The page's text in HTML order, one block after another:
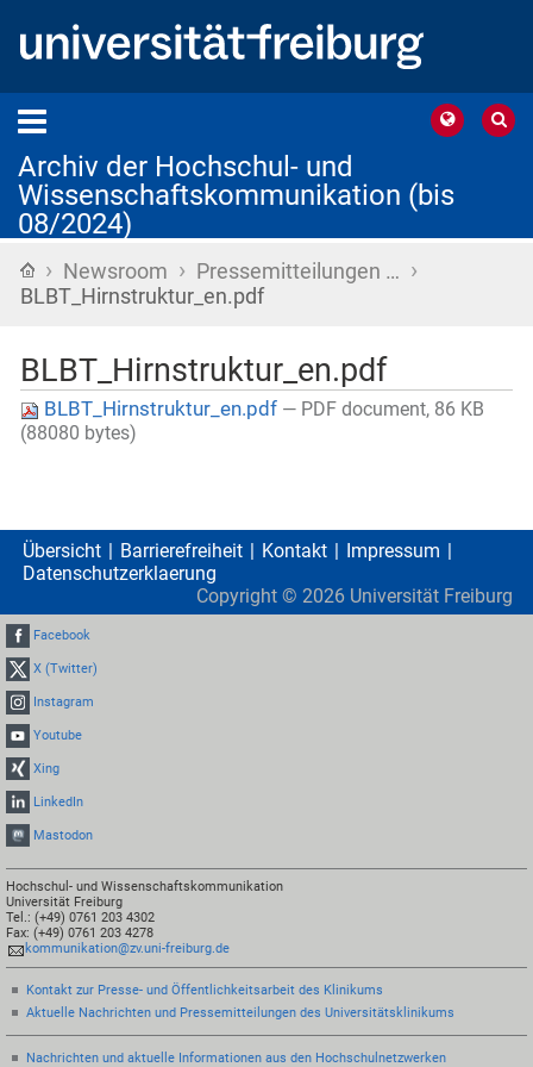
Archiv der Hochschul- und
Wissenschaftskommunikation (bis
08/2024)
Startseite
› Newsroom › Pressemitteilungen … ›
BLBT_Hirnstruktur_en.pdf
BLBT_Hirnstruktur_en.pdf
BLBT_Hirnstruktur_en.pdf — PDF document, 86 KB
(88080 bytes)
Übersicht Barrierefreiheit Kontakt
Impressum
Datenschutzerklaerung
Copyright © 2026 Universität Freiburg
Facebook
X (Twitter)
Instagram
Youtube
Xing
LinkedIn
Mastodon
Hochschul- und Wissenschaftskommunikation
Universität Freiburg
Tel.: (+49) 0761 203 4302
Fax: (+49) 0761 203 4278
kommunikation@zv.uni-freiburg.de
Kontakt zur Presse- und Öffentlichkeitsarbeit des Klinikums
Aktuelle Nachrichten und Pressemitteilungen des Universitätsklinikums
Nachrichten und aktuelle Informationen aus den Hochschulnetzwerken